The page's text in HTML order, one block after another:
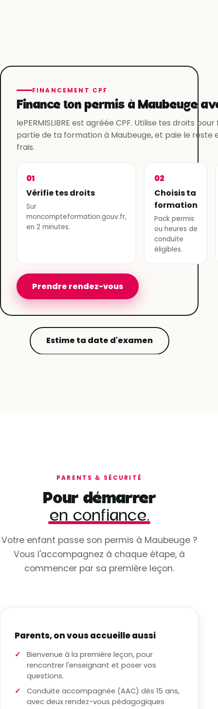
FINANCEMENT CPF
Finance ton permis à Maubeuge
lePERMISLIBRE est agréée CPF. Utilise tes droits
partie de ta formation à Maubeuge, et paie le reste
frais.
01
Vérifie tes droits
Sur
moncompteformation.gouv.fr,
en 2 minutes.
02
Choisis ta
formation
Pack permis
ou heures de
conduite
éligibles.
Prendre rendez-vous
Estime ta date d'examen
PARENTS & SÉCURITÉ
Pour démarrer
en confiance.
Votre enfant passe son permis à Maubeuge ?
Vous l'accompagnez à chaque étape, à
commencer par sa première leçon.
Parents, on vous accueille aussi
Bienvenue à la première leçon, pour
rencontrer l'enseignant et poser vos
questions.
Conduite accompagnée (AAC) dès 15 ans,
avec deux rendez-vous pédagogiques